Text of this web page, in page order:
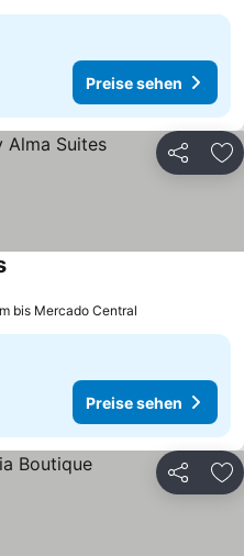
Preise sehen
Teilen
Preise sehen
bis Mercado Central
Preise sehen
Teilen